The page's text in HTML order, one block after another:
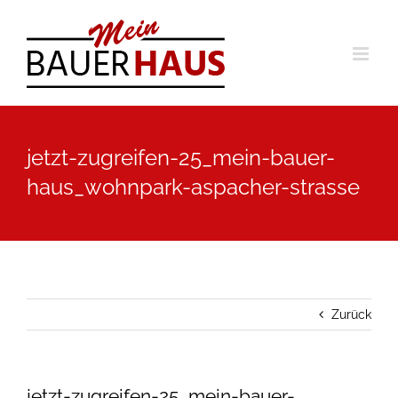
Inhalt
springen
jetzt-zugreifen-25_mein-bauer-
haus_wohnpark-aspacher-strasse
Zurück